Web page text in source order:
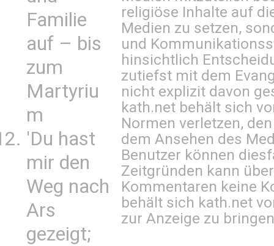
Familie
auf – bis
zum
Martyriu
m
'Du hast
mir den
Weg nach
Ars
gezeigt;
religiöse Inhalte auf
Medien zu setzen,
und
hinsichtlich
zutiefst mit dem
nicht explizit davon
kath.net behält sich
Normen verletzen,
dem Ansehen des
Benutzer können
Zeitgründen kann
Kommentaren keine
behält sich kath.net
zur Anzeige zu